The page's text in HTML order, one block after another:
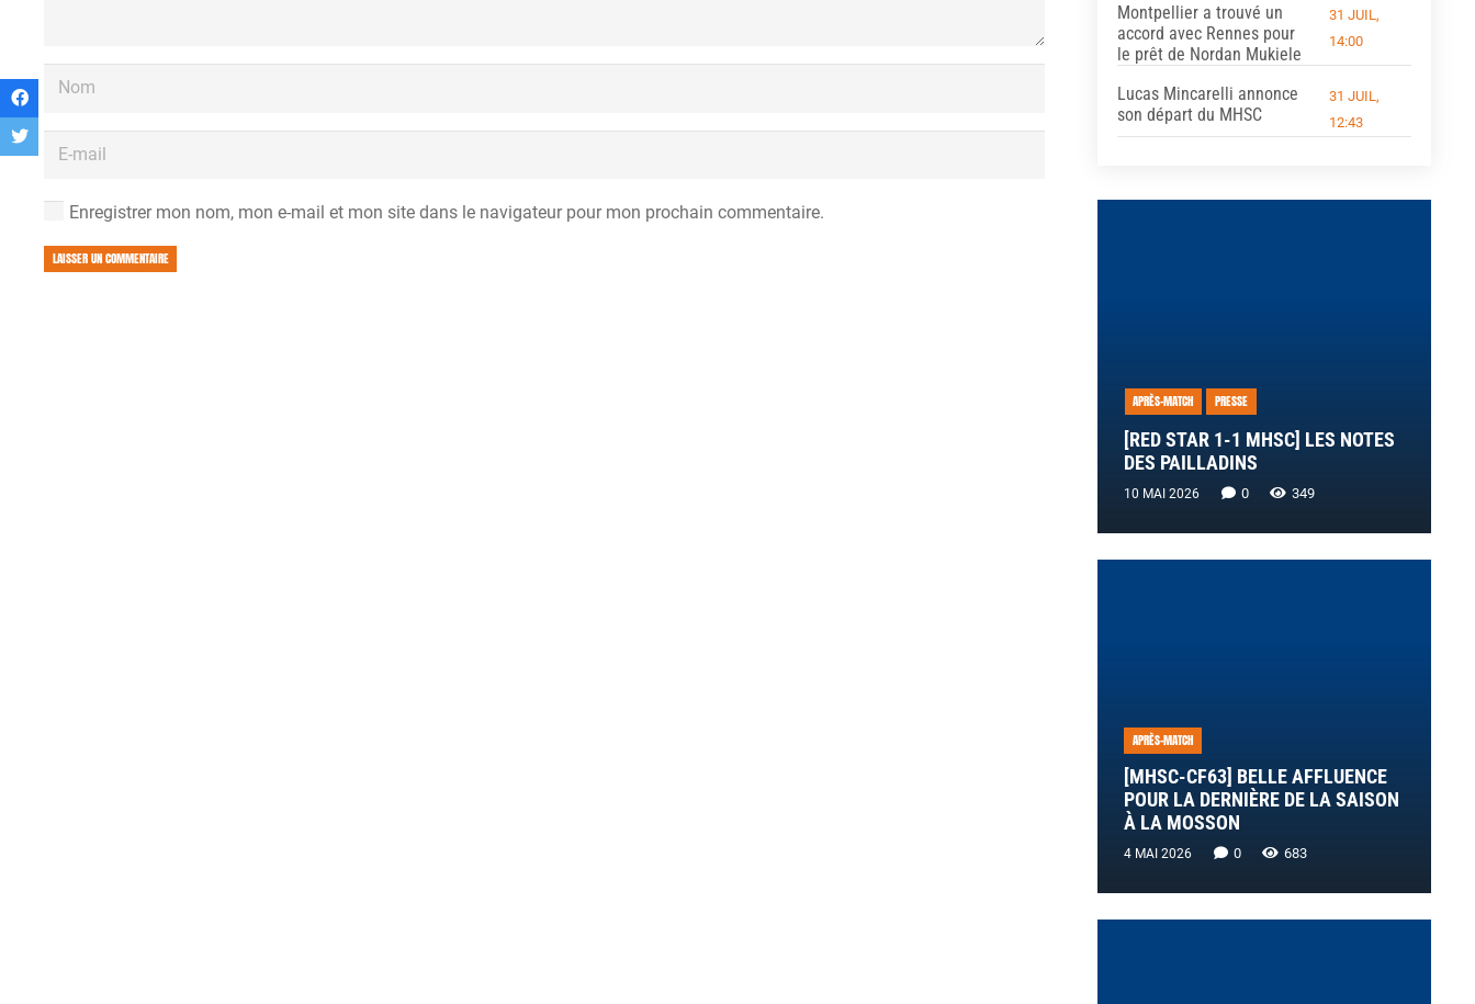
Enregistrer mon nom, mon e-mail et mon site dans le navigateur pour mon prochain commentaire.
LAISSER UN COMMENTAIRE
Montpellier a trouvé un
accord avec Rennes pour
le prêt de Nordan Mukiele
31 JUIL,
14:00
Lucas Mincarelli annonce
son départ du MHSC
31 JUIL,
12:43
APRÈS-MATCH PRESSE
[RED STAR 1-1 MHSC] LES NOTES
DES PAILLADINS
10 MAI 2026 0 349
APRÈS-MATCH
[MHSC-CF63] BELLE AFFLUENCE
POUR LA DERNIÈRE DE LA SAISON
À LA MOSSON
4 MAI 2026 0 683